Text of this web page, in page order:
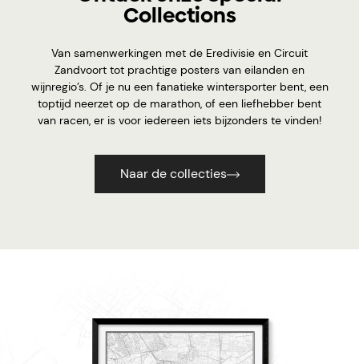
Collections
Van samenwerkingen met de Eredivisie en Circuit
Zandvoort tot prachtige posters van eilanden en
wijnregio’s. Of je nu een fanatieke wintersporter bent, een
toptijd neerzet op de marathon, of een liefhebber bent
van racen, er is voor iedereen iets bijzonders te vinden!
Naar de collecties